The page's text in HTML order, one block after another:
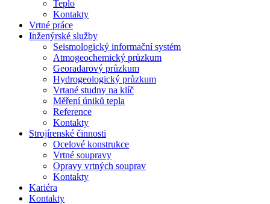
Teplo
Kontakty
Vrtné práce
Inženýrské služby
Seismologický informační systém
Atmogeochemický průzkum
Georadarový průzkum
Hydrogeologický průzkum
Vrtané studny na klíč
Měření úniků tepla
Reference
Kontakty
Strojírenské činnosti
Ocelové konstrukce
Vrtné soupravy
Opravy vrtných souprav
Kontakty
Kariéra
Kontakty